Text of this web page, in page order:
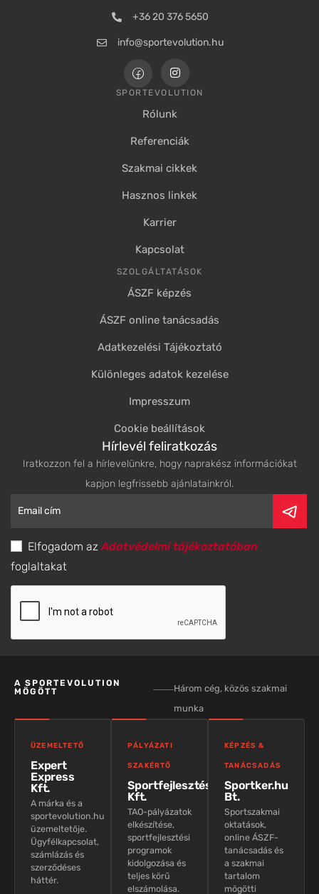
+36 20 376 5650
info@sportevolution.hu
SPORTEVOLUTION
Rólunk
Referenciák
Szakmai cikkek
Hasznos linkek
Karrier
Kapcsolat
SZOLGÁLTATÁSOK
ÁSZF képzés
ÁSZF online tanácsadás
Adatkezelési Tájékoztató
Különleges adatok kezelése
Impresszum
Cookie beállítások
Hírlevél feliratkozás
Iratkozzon fel a hírlevelünkre, hogy naprakész információkat
kapjon legfrissebb ajánlatainkról.
Elfogadom azAdatvédelmi tájékoztatóban
foglaltakat
A SPORTEVOLUTION
MÖGÖTT
Három cég, közös szakmai
munka
ÜZEMELTETŐ
Expert
Express
Kft.
A márka és a
sportevolution.hu
üzemeltetője.
Ügyfélkapcsolat,
számlázás és
szerződéses
háttér.
PÁLYÁZATI
SZAKÉRTŐ
Sportfejlesztés
Kft.
TAO-pályázatok
elkészítése,
sportfejlesztési
programok
kidolgozása és
teljes körű
elszámolása.
KÉPZÉS &
TANÁCSADÁS
Sportker.hu
Bt.
Sportszakmai
oktatások,
online ÁSZF-
tanácsadás és
a szakmai
tartalom
mögötti